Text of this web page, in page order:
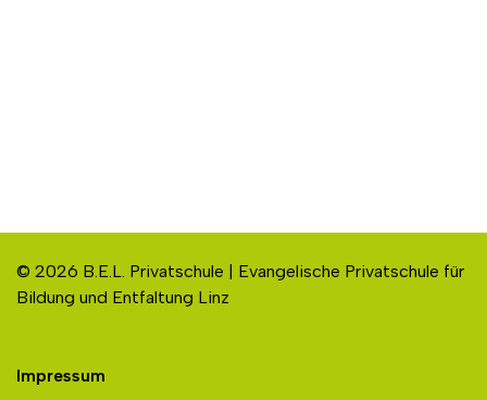
© 2026 B.E.L. Privatschule | Evangelische Privatschule für
Bildung und Entfaltung Linz
Impressum